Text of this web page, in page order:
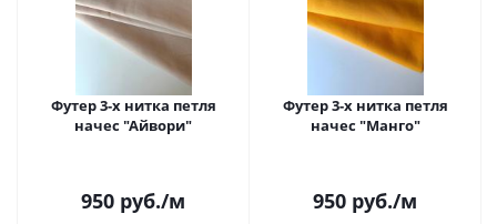
Футер 3-х нитка петля
начес "Айвори"
950 руб./м
Футер 3-х нитка петля
начес "Манго"
950 руб./м